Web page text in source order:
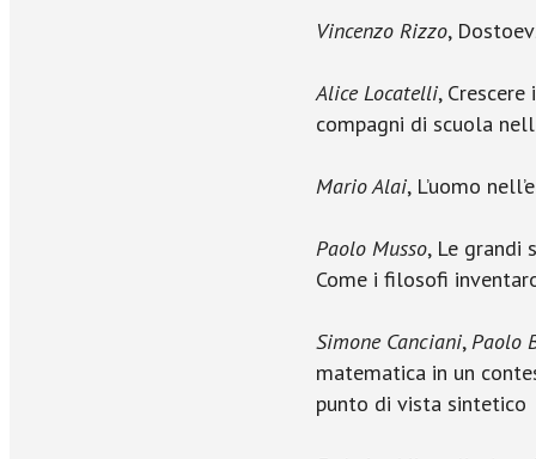
Vincenzo Rizzo,
Alice Locatelli,
compagni di scuola
Mario Alai, L’uomo
Paolo Musso, Le grandi
Come i filosofi
Simone Canciani,Paolo
matematica in un
punto di vista sintetico